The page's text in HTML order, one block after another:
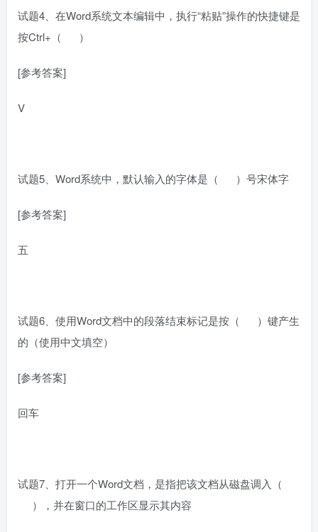
试题4、在Word系统文本编辑中，执行“粘贴”操作的快捷键是
按Ctrl+（ ）
[参考答案]
V
试题5、Word系统中，默认输入的字体是（ ）号宋体字
[参考答案]
五
试题6、使用Word文档中的段落结束标记是按（ ）键产生
的（使用中文填空）
[参考答案]
回车
试题7、打开一个Word文档，是指把该文档从磁盘调入（
），并在窗口的工作区显示其内容